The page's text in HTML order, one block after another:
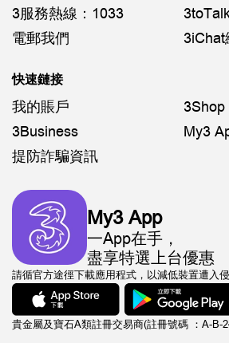
3服務熱線：1033
電郵我們
3iChat
快速鏈接
我的賬戶
3Shop
3Business
My3
提防詐騙資訊
My3 App
一App在手，
盡享特選上台優惠
請循官方途徑下載應用程式，以減低裝置遭入侵
貴金屬及寶石A類註冊交易商(註冊號碼 ：A-B-